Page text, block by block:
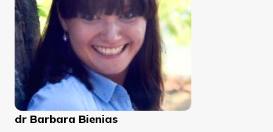
dr Barbara Bienias